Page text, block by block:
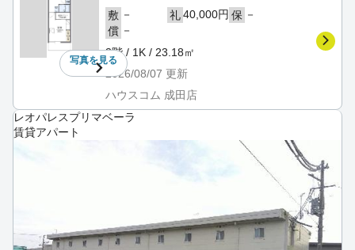
写真を見る
敷 － 礼40,000円 保 －
償 －
3階 / 1K / 23.18㎡
2026/08/07 更新
ハウスコム 成田店
レオパレスプリマベーラ
賃貸アパート